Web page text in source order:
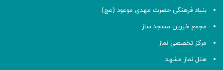
بنیاد فرهنگی حضرت مهدی موعود (عج)
مجمع خیرین مسجد ساز
مرکز تخصصی نماز
هتل نماز مشهد